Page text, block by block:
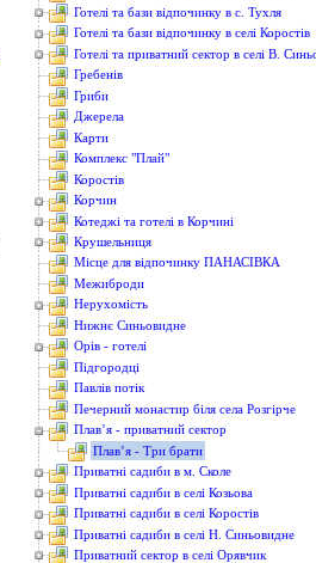
Готелі та бази відпочинку в с. Тухля
Готелі та бази відпочинку в селі Коростів
Готелі та приватний сектор в селі В.
Гребенів
Гриби
Джерела
Карти
Комплекс "Плай"
Коростів
Корчин
Котеджі та готелі в Корчині
Крушельниця
Місце для відпочинку ПАНАСІВКА
Межиброди
Нерухомість
Нижнє Синьовидне
Орів - готелі
Підгородці
Павлів потік
Печерний монастир біля села Розгірче
Плав’я - приватний сектор
Плав’я - Три брати
Приватні садиби в м. Сколе
Приватні садиби в селі Козьова
Приватні садиби в селі Коростів
Приватні садиби в селі Н. Синьовидне
Приватний сектор в селі Орявчик